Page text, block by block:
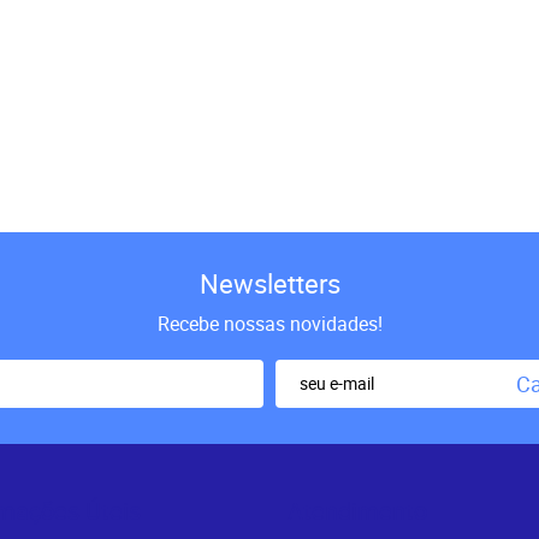
Newsletters
Recebe nossas novidades!